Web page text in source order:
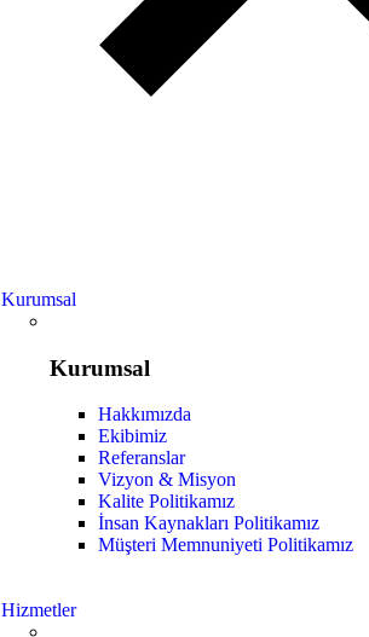
Kurumsal
Kurumsal
Hakkımızda
Ekibimiz
Referanslar
Vizyon & Misyon
Kalite Politikamız
İnsan Kaynakları Politikamız
Müşteri Memnuniyeti Politikamız
Hizmetler